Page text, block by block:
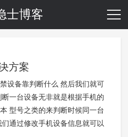
士博客
方案
设备靠判断什么 然后我们就可
一台设备无非就是根据手机的
型号之类的来判断时候同一台
通过修改手机设备信息就可以